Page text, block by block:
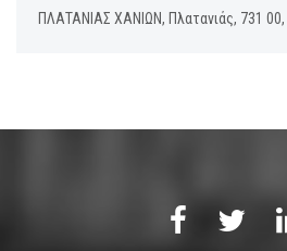
ΠΛΑΤΑΝΙΑΣ ΧΑΝΙΩΝ, Πλατανιάς, 731 00,